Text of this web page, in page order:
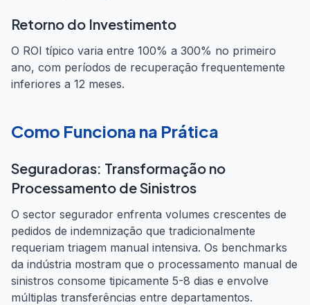
Retorno do Investimento
O ROI típico varia entre 100% a 300% no primeiro
ano, com períodos de recuperação frequentemente
inferiores a 12 meses.
Como Funciona na Prática
Seguradoras: Transformação no
Processamento de Sinistros
O sector segurador enfrenta volumes crescentes de
pedidos de indemnização que tradicionalmente
requeriam triagem manual intensiva. Os benchmarks
da indústria mostram que o processamento manual de
sinistros consome tipicamente 5-8 dias e envolve
múltiplas transferências entre departamentos.